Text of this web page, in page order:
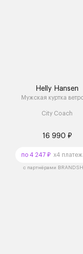
Helly Hansen
Мужская куртка
City Coach
16 990 ₽
по 4 247 ₽x4
с партнёрами